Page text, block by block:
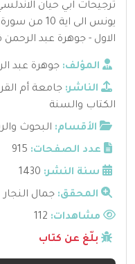
يونس الى
الاول - جوهرة عبد
المؤلف: جوهرة عبد
الناشر: جامعة أم
الكتاب والسنة
الأقسام: البحوث
عدد الصفحات: 915
سنة النشر: 1430
المحقق: جمال النجار
مشاهدات:
بلّغ عن كتاب